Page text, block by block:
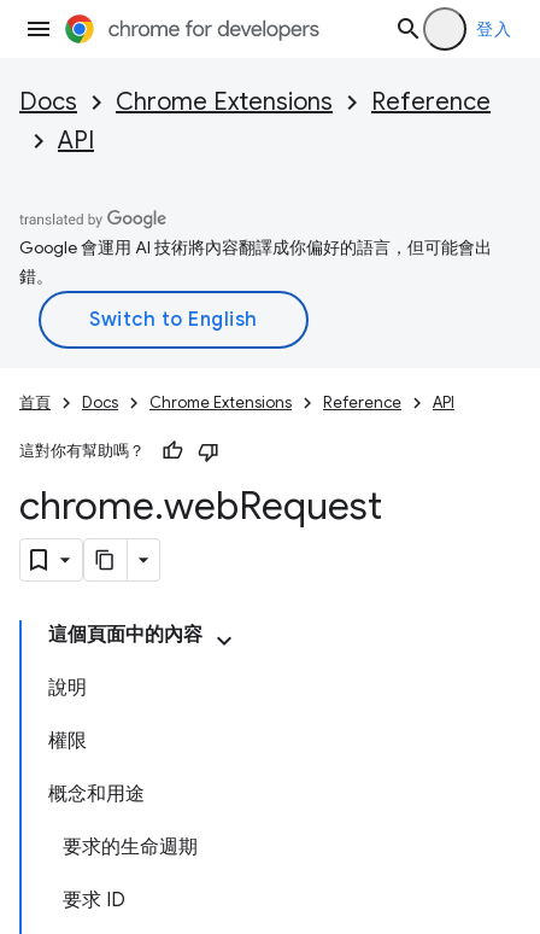
登入
Docs Chrome Extensions
Reference
API
Google 會運用 AI 技術將內容翻譯成你偏好的語言，但可能會出
錯。
首頁 Docs Chrome Extensions Reference API
這對你有幫助嗎？
chrome.webRequest
這個頁面中的內容
說明
權限
概念和用途
要求的生命週期
要求 ID